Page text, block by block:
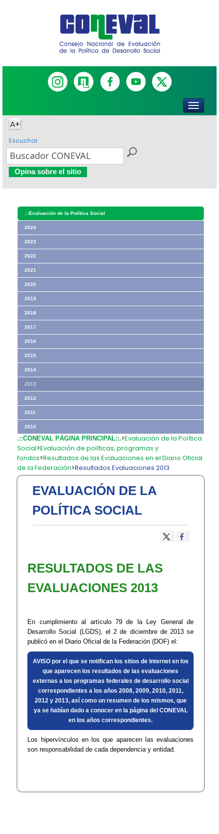
Escuchar
Opina sobre el sitio
.::Evaluación de la Política Social
2024
2023
2022
2021
2020
2019
2018
2017
2016
2015
2014
2013
2012
2011
2010
.::CONEVAL PÁGINA PRINCIPAL::.>Evaluación de la Política
Social>Evaluación de políticas, programas y
fondos>Resultados de las Evaluaciones en el Diario Oficial
de la Federación>Resultados Evaluaciones 2013
EVALUACIÓN DE LA
POLÍTICA SOCIAL
RESULTADOS DE LAS
EVALUACIONES 2013
En cumplimiento al artículo 79 de la Ley General de
Desarrollo Social (LGDS), el 2 de diciembre de 2013 se
publicó en el Diario Oficial de la Federación (DOF) el:
AVISO por el que se notifican los sitios de Internet en los
que aparecen los resultados de las evaluaciones
externas a los programas federales de desarrollo social
correspondientes a los años 2008, 2009, 2010, 2011,
2012 y 2013, así como un resumen de los mismos, que
ya se habían dado a conocer en la página del CONEVAL
en los años correspondientes.
Los hipervínculos en los que aparecen las evaluaciones
son responsabilidad de cada dependencia y entidad​​.